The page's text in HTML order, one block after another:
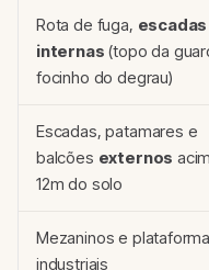
Rota de fuga, escadas
internas (topo da
focinho do degrau)
Escadas, patamares e
balcões externos
12m do solo
Mezaninos e
industriais